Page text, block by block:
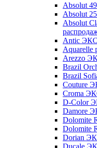
Absolut
Absolut
Absolut
Antic
Aquarelle
Arezzo
Brazil
Brazil
Couture
Croma
D-Color
Damore
Dolomite
Dolomite
Dorian
Ducale